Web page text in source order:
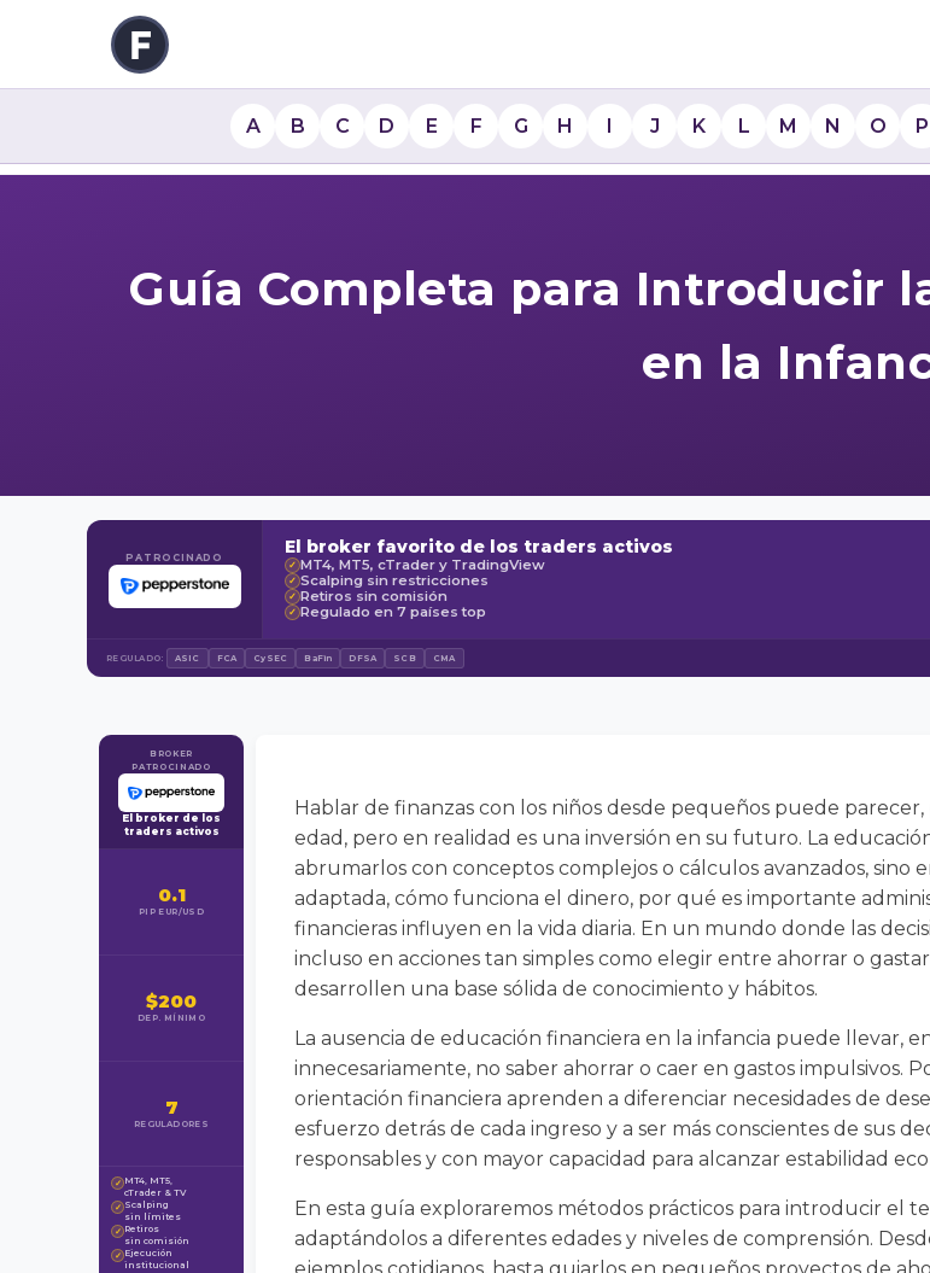
A B C D E F G H I J K L M N O P
Guía Completa para Introducir
en la
PATROCINADO El broker favorito de los traders activos
✓ MT4, MT5, cTrader y TradingView
✓ Scalping sin restricciones
✓ Retiros sin comisión
✓ Regulado en 7 países top
REGULADO: ASIC FCA CySEC BaFin DFSA SCB CMA
BROKER
PATROCINADO
El broker de los
traders activos
0.1
PIP EUR/USD
$200
DEP. MÍNIMO
7
REGULADORES
✓ MT4, MT5,
cTrader & TV
✓ Scalping
sin límites
✓ Retiros
sin comisión
✓ Ejecución
institucional
Hablar de finanzas con los niños desde pequeños puede
edad, pero en realidad es una inversión en su futuro. La
abrumarlos con conceptos complejos o cálculos avanzados, sino
adaptada, cómo funciona el dinero, por qué es importante
financieras influyen en la vida diaria. En un mundo donde las
incluso en acciones tan simples como elegir entre ahorrar o
desarrollen una base sólida de conocimiento y hábitos.
La ausencia de educación financiera en la infancia puede llevar,
innecesariamente, no saber ahorrar o caer en gastos impulsivos.
orientación financiera aprenden a diferenciar necesidades de
esfuerzo detrás de cada ingreso y a ser más conscientes de sus
responsables y con mayor capacidad para alcanzar estabilidad
En esta guía exploraremos métodos prácticos para introducir el
adaptándolos a diferentes edades y niveles de comprensión.